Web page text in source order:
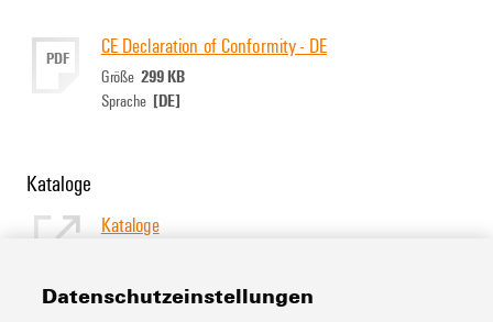
PDF CE Declaration of Conformity - DE
Größe 299 KB
Sprache [DE]
Kataloge
Kataloge
Datenschutzeinstellungen